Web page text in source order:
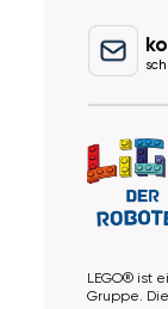
LEGO® ist
Gruppe.